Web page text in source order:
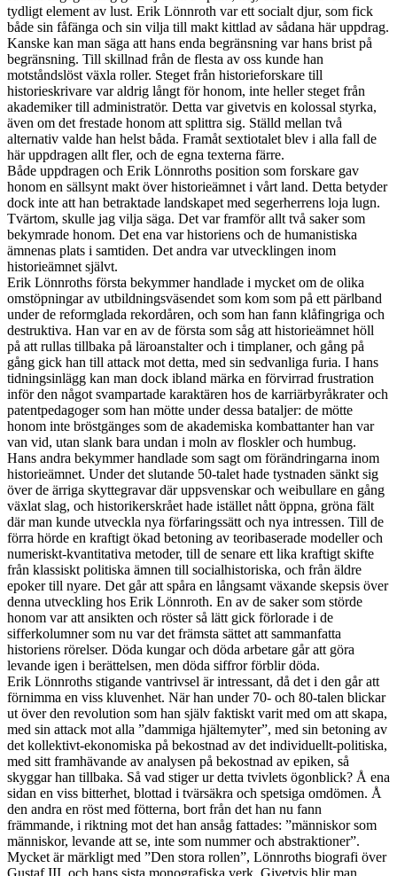
tydligt element av lust. Erik Lönnroth var ett socialt djur, som fick
både sin fåfänga och sin vilja till makt kittlad av sådana här uppdrag.
Kanske kan man säga att hans enda begränsning var hans brist på
begränsning. Till skillnad från de flesta av oss kunde han
motståndslöst växla roller. Steget från historieforskare till
historieskrivare var aldrig långt för honom, inte heller steget från
akademiker till administratör. Detta var givetvis en kolossal styrka,
även om det frestade honom att splittra sig. Ställd mellan två
alternativ valde han helst båda. Framåt sextiotalet blev i alla fall de
här uppdragen allt fler, och de egna texterna färre.
Både uppdragen och Erik Lönnroths position som forskare gav
honom en sällsynt makt över historieämnet i vårt land. Detta betyder
dock inte att han betraktade landskapet med segerherrens loja lugn.
Tvärtom, skulle jag vilja säga. Det var framför allt två saker som
bekymrade honom. Det ena var historiens och de humanistiska
ämnenas plats i samtiden. Det andra var utvecklingen inom
historieämnet självt.
Erik Lönnroths första bekymmer handlade i mycket om de olika
omstöpningar av utbildningsväsendet som kom som på ett pärlband
under de reformglada rekordåren, och som han fann klåfingriga och
destruktiva. Han var en av de första som såg att historieämnet höll
på att rullas tillbaka på läroanstalter och i timplaner, och gång på
gång gick han till attack mot detta, med sin sedvanliga furia. I hans
tidningsinlägg kan man dock ibland märka en förvirrad frustration
inför den något svampartade karaktären hos de karriärbyråkrater och
patentpedagoger som han mötte under dessa bataljer: de mötte
honom inte bröstgänges som de akademiska kombattanter han var
van vid, utan slank bara undan i moln av floskler och humbug.
Hans andra bekymmer handlade som sagt om förändringarna inom
historieämnet. Under det slutande 50-talet hade tystnaden sänkt sig
över de ärriga skyttegravar där uppsvenskar och weibullare en gång
växlat slag, och historikerskrået hade istället nått öppna, gröna fält
där man kunde utveckla nya förfaringssätt och nya intressen. Till de
förra hörde en kraftigt ökad betoning av teoribaserade modeller och
numeriskt-kvantitativa metoder, till de senare ett lika kraftigt skifte
från klassiskt politiska ämnen till socialhistoriska, och från äldre
epoker till nyare. Det går att spåra en långsamt växande skepsis över
denna utveckling hos Erik Lönnroth. En av de saker som störde
honom var att ansikten och röster så lätt gick förlorade i de
sifferkolumner som nu var det främsta sättet att sammanfatta
historiens rörelser. Döda kungar och döda arbetare går att göra
levande igen i berättelsen, men döda siffror förblir döda.
Erik Lönnroths stigande vantrivsel är intressant, då det i den går att
förnimma en viss kluvenhet. När han under 70- och 80-talen blickar
ut över den revolution som han själv faktiskt varit med om att skapa,
med sin attack mot alla ”dammiga hjältemyter”, med sin betoning av
det kollektivt-ekonomiska på bekostnad av det individuellt-politiska,
med sitt framhävande av analysen på bekostnad av epiken, så
skyggar han tillbaka. Så vad stiger ur detta tvivlets ögonblick? Å ena
sidan en viss bitterhet, blottad i tvärsäkra och spetsiga omdömen. Å
den andra en röst med fötterna, bort från det han nu fann
främmande, i riktning mot det han ansåg fattades: ”människor som
människor, levande att se, inte som nummer och abstraktioner”.
Mycket är märkligt med ”Den stora rollen”, Lönnroths biografi över